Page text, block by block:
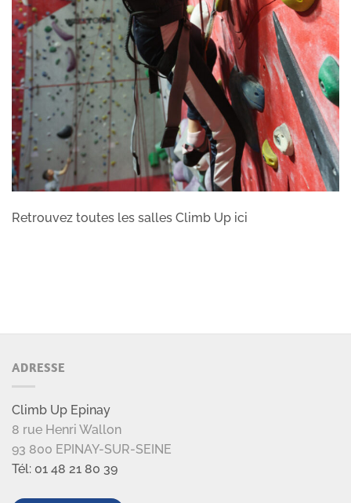
Retrouvez toutes les salles Climb Up ici
ADRESSE
Climb Up Epinay
8 rue Henri Wallon
93 800 EPINAY-SUR-SEINE
Tél: 01 48 21 80 39